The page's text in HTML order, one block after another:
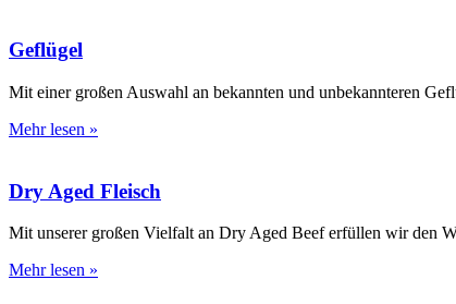
Geflügel
Mit einer großen Auswahl an bekannten und unbekannteren
Mehr lesen »
Dry Aged Fleisch
Mit unserer großen Vielfalt an Dry Aged Beef erfüllen wir den
Mehr lesen »